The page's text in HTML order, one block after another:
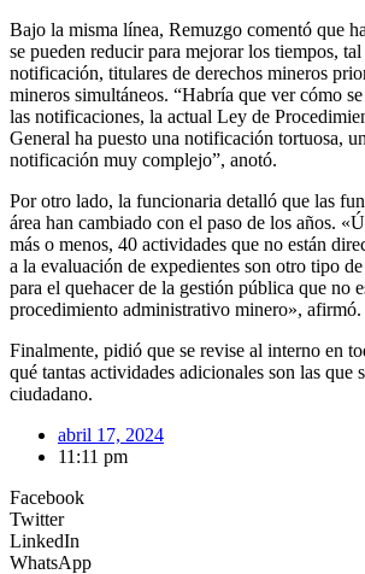
Bajo la misma línea, Remuzgo comentó que
se pueden reducir para mejorar los tiempos,
notificación, titulares de derechos mineros
mineros simultáneos. “Habría que ver cómo
las notificaciones, la actual Ley de
General ha puesto una notificación tortuosa,
notificación muy complejo”, anotó.
Por otro lado, la funcionaria detalló que las
área han cambiado con el paso de los años.
más o menos, 40 actividades que no están
a la evaluación de expedientes son otro tipo
para el quehacer de la gestión pública que no
procedimiento administrativo minero», afirmó.
Finalmente, pidió que se revise al interno en
qué tantas actividades adicionales son las que
ciudadano.
abril 17, 2024
11:11 pm
Facebook
Twitter
LinkedIn
WhatsApp